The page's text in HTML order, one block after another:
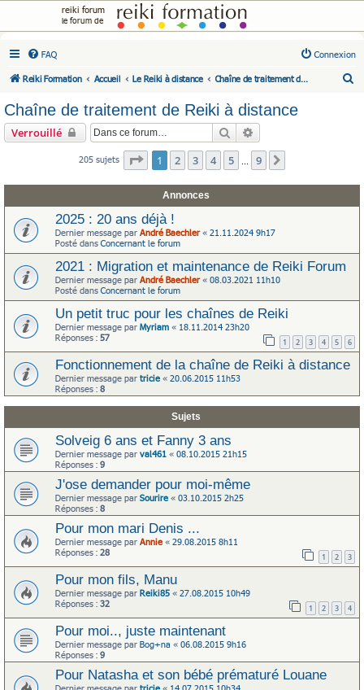
reiki forum
FAQ Connexion
Reiki Formation Accueil Le Reiki à distance Chaîne de traitement de Reiki à distance
r
Chaîne de traitement de Reiki à distance
Verrouillé Rechercher
205 sujets Page 1sur9
1 2 3 4 5 9
Annonces
2025 : 20 ans déjà !
Dernier message par André Baechler« 21.11.2024 9h17
Posté dansConcernant le forum
2021 : Migration et maintenance de Reiki Forum
Dernier message par André Baechler« 08.03.2021 11h10
Posté dansConcernant le forum
Un petit truc pour les chaînes de Reiki
Dernier message par Myriam « 18.11.2014 23h20
Réponses : 57 1 2 3 4 5 6
Fonctionnement de la chaîne de Reiki à distance
Dernier message par tricie « 20.06.2015 11h53
Réponses : 8
Sujets
Solveig 6 ans et Fanny 3 ans
Dernier message par val461 « 08.10.2015 21h15
Réponses : 9
J'ose demander pour moi-même
Dernier message par Sourire « 03.10.2015 2h25
Réponses : 8
Pour mon mari Denis ...
Dernier message par Annie « 29.08.2015 8h11
Réponses : 28 1 2 3
Pour mon fils, Manu
Dernier message par Reiki85 « 27.08.2015 10h49
Réponses : 32 1 2 3 4
Pour moi.., juste maintenant
Dernier message par Bog+na « 06.08.2015 9h16
Réponses : 9
Pour Natasha et son bébé prématuré Louane
le forum de